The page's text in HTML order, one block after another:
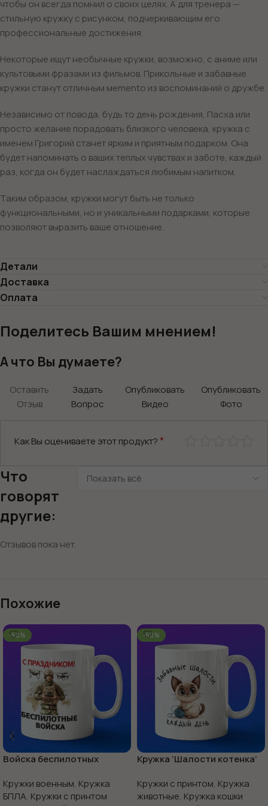
чтобы он всегда помнил о своих целях. А для тренера —
стильную кружку с рисунком, подчеркивающим его
профессиональные достижения.
Некоторые ищут необычные кружки, возможно, с аниме или
культовыми фразами из фильмов. Прикольные и забавные
кружки станут отличным мemento из воспоминаний о дружбе.
Независимо от повода, будь то день рождения, Пасха или
просто желание порадовать близкого человека, кружка с
именем Григорий станет ярким и приятным подарком. Она
будет напоминать о ваших теплых чувствах и заботе, каждый
раз, когда он будет наслаждаться любимым напитком.
Таким образом, кружки могут быть не только
функциональными, но и уникальными подарками, которые
позволяют выразить ваше отношение.
Детали
Доставка
Оплата
Поделитесь Вашим мнением!
А что Вы думаете?
Оставить
Отзыв
Задать
Вопрос
Опубликовать
Видео
Опубликовать
Фото
Как Вы оцениваете этот продукт? *
Что
говорят
другие:
Отзывов пока нет.
Похожие
-60%
Войска беспилотных
Кружки военным, Кружка
БПЛА, Кружки с принтом
-60%
Кружка ‘Шалости котенка’
Кружки с принтом, Кружка
животные, Кружка кошки